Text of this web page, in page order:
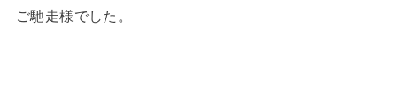
ご馳走様でした。